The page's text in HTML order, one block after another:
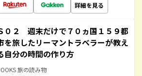
詳細を見る
０２ 週末だけで７０ヵ国１５９都
を旅したリーマントラベラーが教え
自分の時間の作り方
旅の読み物